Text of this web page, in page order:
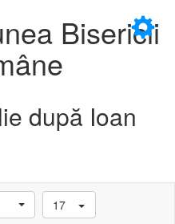
×
Bisericii
după Ioan
17